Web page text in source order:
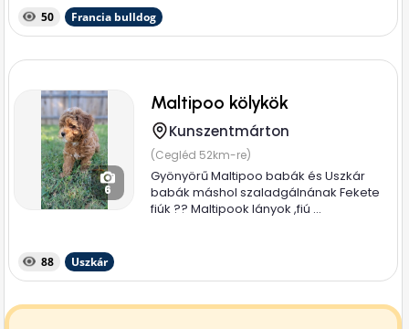
50 Francia bulldog
6
Maltipoo kölykök
Kunszentmárton
(Cegléd 52km-re)
Gyönyörű Maltipoo babák és Uszkár
babák máshol szaladgálnának Fekete
fiúk ?? Maltipook lányok ,fiú ...
88 Uszkár